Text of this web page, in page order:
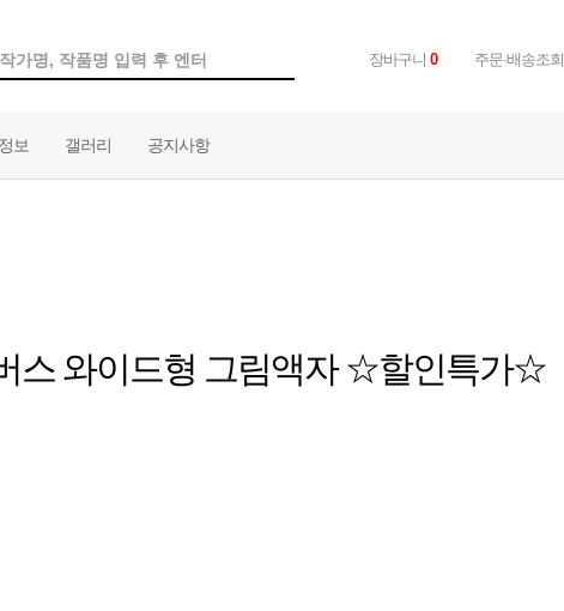
장바구니 0 주문·배송조회
보 갤러리 공지사항
스 와이드형 그림액자 ☆할인특가☆